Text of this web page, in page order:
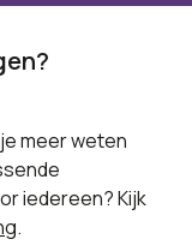
je meer weten
iedereen? Kijk
.